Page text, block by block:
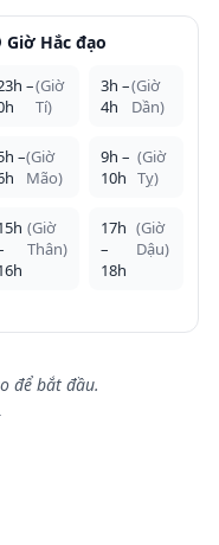
Giờ Hắc đạo
–(Giờ
Tí)
3h –
4h
(Giờ
Dần)
–(Giờ
Mão)
9h –
10h
(Giờ
Tỵ)
(Giờ
Thân)
17h
–
18h
(Giờ
Dậu)
để bắt đầu.